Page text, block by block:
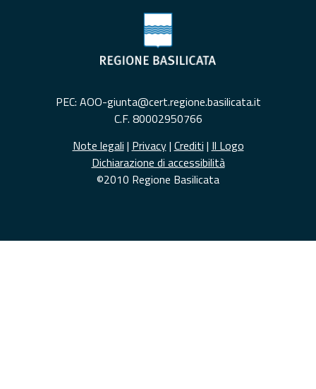
PEC: AOO-giunta@cert.regione.basilicata.it
C.F. 80002950766
Note legali | Privacy| Crediti | Il Logo
Dichiarazione di accessibilità
©2010 Regione Basilicata